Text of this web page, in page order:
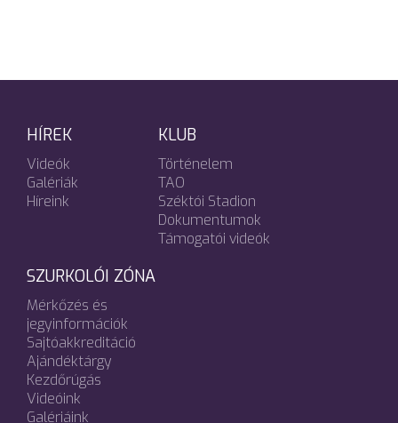
HÍREK
Videók
Galériák
Híreink
KLUB
Történelem
TAO
Széktói Stadion
Dokumentumok
Támogatói videók
SZURKOLÓI ZÓNA
Mérkőzés és
jegyinformációk
Sajtóakkreditáció
Ajándéktárgy
Kezdőrúgás
Videóink
Galériáink